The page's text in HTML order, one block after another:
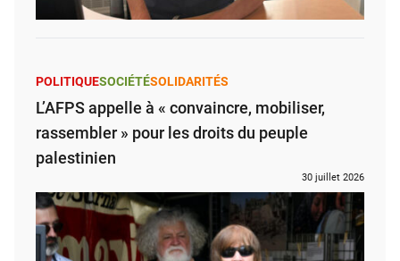
POLITIQUESOCIÉTÉSOLIDARITÉS
L’AFPS appelle à « convaincre, mobiliser,
rassembler » pour les droits du peuple
palestinien
30 juillet 2026